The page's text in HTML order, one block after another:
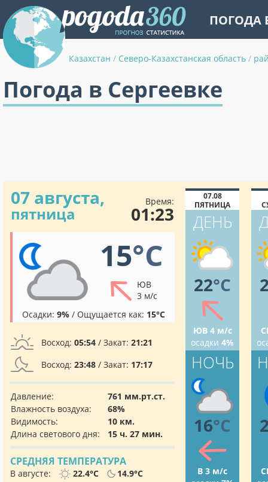
ПОГОДА
Казахстан / Северо-Казахстанская область /
Погода в Сергеевке
07 августа,
пятница
Время:
01:23
15°C
ЮВ
3 м/с
Осадки: 9% / Ощущается как: 15°C
Восход: 05:54 / Закат: 21:21
Восход: 23:48 / Закат: 17:17
Давление:
761 мм.рт.ст.
Влажность воздуха:
68%
Видимость:
10 км.
Длина светового дня:
15 ч. 27 мин.
СРЕДНЯЯ ТЕМПЕРАТУРА
В августе: 22.4°C 14.9°C
07.08
ПЯТНИЦА
ДЕНЬ
22°C
ЮВ 4 м/с
осадки 4%
НОЧЬ
16°C
В 3 м/с